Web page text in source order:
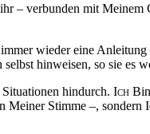
– verbunden mit Meinem
wieder eine
hinweisen, so sie es
hindurch. Ich
Meiner Stimme –, sondern